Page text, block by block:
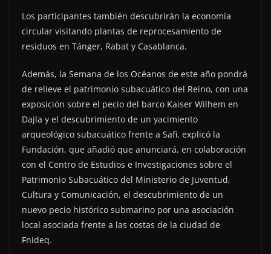
Los participantes también descubrirán la economía
circular visitando plantas de reprocesamiento de
residuos en Tánger, Rabat y Casablanca.
Además, la Semana de los Océanos de este año pondrá
de relieve el patrimonio subacuático del Reino, con una
exposición sobre el pecio del barco Kaiser Wilhem en
Dajla y el descubrimiento de un yacimiento
arqueológico subacuático frente a Safi, explicó la
Fundación, que añadió que anunciará, en colaboración
con el Centro de Estudios e Investigaciones sobre el
Patrimonio Subacuático del Ministerio de Juventud,
Cultura y Comunicación, el descubrimiento de un
nuevo pecio histórico submarino por una asociación
local asociada frente a las costas de la ciudad de
Fnideq.